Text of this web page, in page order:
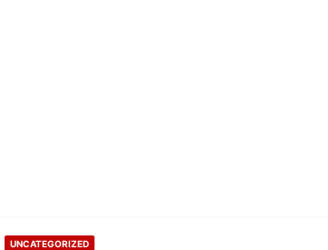
UNCATEGORIZED